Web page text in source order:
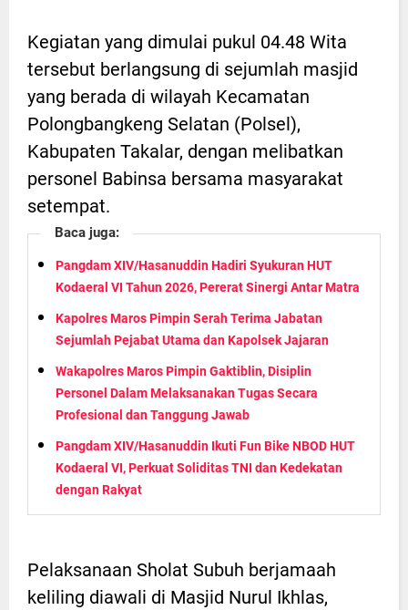
Kegiatan yang dimulai pukul 04.48 Wita
tersebut berlangsung di sejumlah masjid
yang berada di wilayah Kecamatan
Polongbangkeng Selatan (Polsel),
Kabupaten Takalar, dengan melibatkan
personel Babinsa bersama masyarakat
setempat.
Baca juga:
Pangdam XIV/Hasanuddin Hadiri Syukuran HUT
Kodaeral VI Tahun 2026, Pererat Sinergi Antar Matra
Kapolres Maros Pimpin Serah Terima Jabatan
Sejumlah Pejabat Utama dan Kapolsek Jajaran
Wakapolres Maros Pimpin Gaktiblin, Disiplin
Personel Dalam Melaksanakan Tugas Secara
Profesional dan Tanggung Jawab
Pangdam XIV/Hasanuddin Ikuti Fun Bike NBOD HUT
Kodaeral VI, Perkuat Soliditas TNI dan Kedekatan
dengan Rakyat
Pelaksanaan Sholat Subuh berjamaah
keliling diawali di Masjid Nurul Ikhlas,